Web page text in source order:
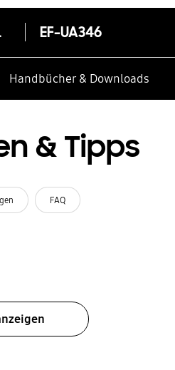
5G EF-UA346
Handbücher & Downloads
& Tipps
FAQ